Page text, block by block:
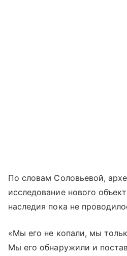
По словам Соловьевой,
исследование нового
наследия пока не
«Мы его не копали, мы
Мы его обнаружили и